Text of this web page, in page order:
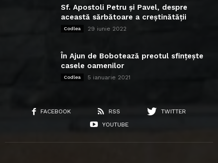
Sf. Apostoli Petru și Pavel, despre
această sărbătoare a creștinătății
Codlea 29 iunie 2022
În Ajun de Bobotează preotul sfințește
casele oamenilor
Codlea 5 ianuarie 2021
FACEBOOK RSS
TWITTER
YOUTUBE